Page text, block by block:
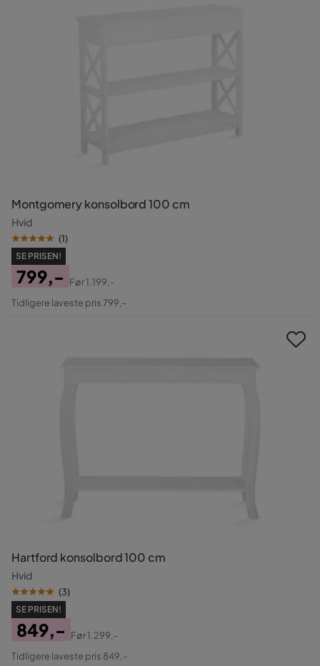
Montgomery konsolbord 100 cm
Hvid
(1)
SE PRISEN!
Pris
799,-
Original
Før1.199,-
Tidligere laveste pris 799,-
Hartford konsolbord 100 cm
Hvid
(3)
SE PRISEN!
Pris
849,-
Original
Før1.299,-
Tidligere laveste pris 849,-